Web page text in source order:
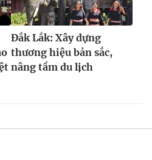
Đắk Lắk: Xây dựng
thương hiệu bản sắc,
nâng tầm du lịch